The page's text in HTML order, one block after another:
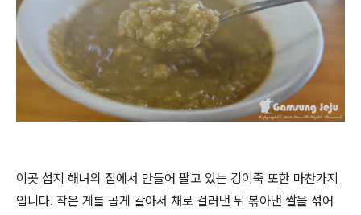
이곳 섭지 해녀의 집에서 만들어 팔고 있는 깅이죽 또한 마찬가지
입니다. 작은 게를 곱게 갈아서 채로 걸러낸 뒤 볶아낸 쌀을 섞어